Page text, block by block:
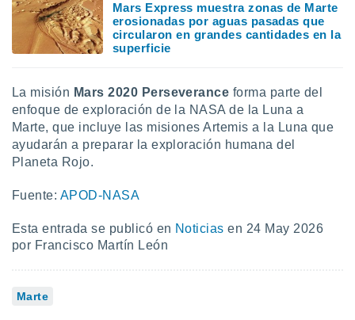
Mars Express muestra zonas de Marte
erosionadas por aguas pasadas que
circularon en grandes cantidades en la
superficie
La misión Mars 2020 Perseverance forma parte del
enfoque de exploración de la NASA de la Luna a
Marte, que incluye las misiones Artemis a la Luna que
ayudarán a preparar la exploración humana del
Planeta Rojo.
Fuente: APOD-NASA
Esta entrada se publicó en Noticias en 24 May 2026
por Francisco Martín León
Marte